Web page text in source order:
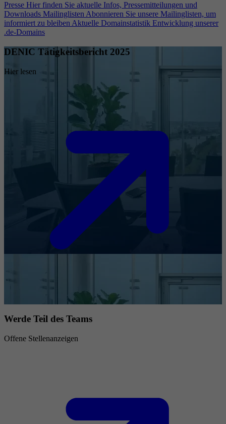
Presse Hier finden Sie aktuelle Infos, Pressemitteilungen und
Downloads Mailinglisten Abonnieren Sie unsere Mailinglisten, um
informiert zu bleiben Aktuelle Domainstatistik Entwicklung unserer
.de-Domains
DENIC Tätigkeitsbericht 2025
Hier lesen
Werde Teil des Teams
Offene Stellenanzeigen